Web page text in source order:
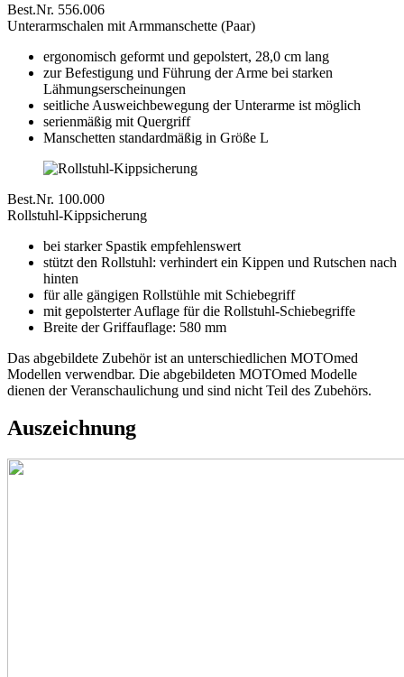
Best.Nr. 556.006
Unterarmschalen mit Armmanschette (Paar)
ergonomisch geformt und gepolstert, 28,0 cm lang
zur Befestigung und Führung der Arme bei starken
Lähmungserscheinungen
seitliche Ausweichbewegung der Unterarme ist möglich
serienmäßig mit Quergriff
Manschetten standardmäßig in Größe L
Best.Nr. 100.000
Rollstuhl-Kippsicherung
bei starker Spastik empfehlenswert
stützt den Rollstuhl: verhindert ein Kippen und Rutschen nach
hinten
für alle gängigen Rollstühle mit Schiebegriff
mit gepolsterter Auflage für die Rollstuhl-Schiebegriffe
Breite der Griffauflage: 580 mm
Das abgebildete Zubehör ist an unterschiedlichen MOTOmed
Modellen verwendbar. Die abgebildeten MOTOmed Modelle
dienen der Veranschaulichung und sind nicht Teil des Zubehörs.
Auszeichnung